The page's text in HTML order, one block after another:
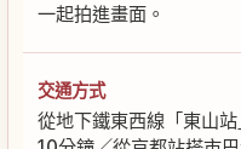
一起拍進畫面。
交通方式
從地下鐵東西線「東山